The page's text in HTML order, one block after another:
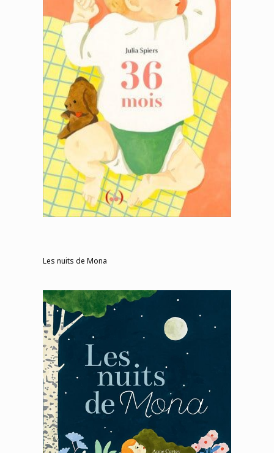
Les nuits de Mona